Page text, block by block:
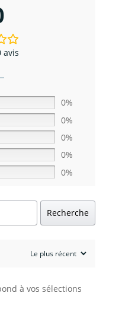
avis
0%
0%
0%
0%
0%
Recherche
à vos sélections